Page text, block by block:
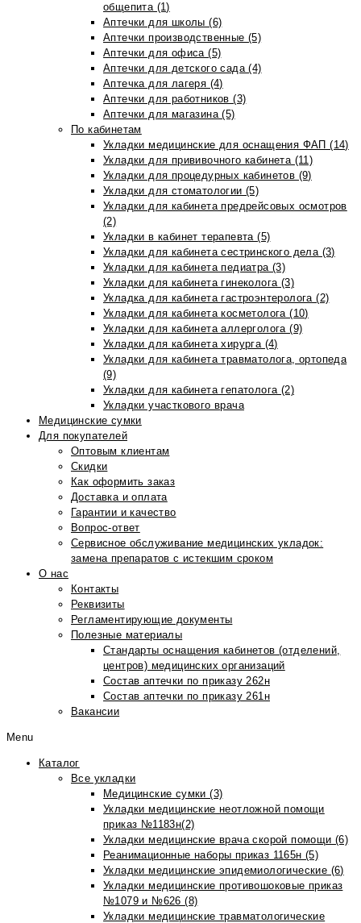
общепита (1)
Аптечки для школы (6)
Аптечки производственные (5)
Аптечки для офиса (5)
Аптечки для детского сада (4)
Аптечка для лагеря (4)
Аптечки для работников (3)
Аптечки для магазина (5)
По кабинетам
Укладки медицинские для оснащения ФАП (14)
Укладки для прививочного кабинета (11)
Укладки для процедурных кабинетов (9)
Укладки для стоматологии (5)
Укладки для кабинета предрейсовых осмотров
(2)
Укладки в кабинет терапевта (5)
Укладки для кабинета сестринского дела (3)
Укладки для кабинета педиатра (3)
Укладки для кабинета гинеколога (3)
Укладка для кабинета гастроэнтеролога (2)
Укладки для кабинета косметолога (10)
Укладки для кабинета аллерголога (9)
Укладки для кабинета хирурга (4)
Укладки для кабинета травматолога, ортопеда
(9)
Укладки для кабинета гепатолога (2)
Укладки участкового врача
Медицинские сумки
Для покупателей
Оптовым клиентам
Скидки
Как оформить заказ
Доставка и оплата
Гарантии и качество
Вопрос-ответ
Сервисное обслуживание медицинских укладок:
замена препаратов с истекшим сроком
О нас
Контакты
Реквизиты
Регламентирующие документы
Полезные материалы
Стандарты оснащения кабинетов (отделений,
центров) медицинских организаций
Состав аптечки по приказу 262н
Состав аптечки по приказу 261н
Вакансии
Menu
Каталог
Все укладки
Медицинские сумки (3)
Укладки медицинские неотложной помощи
приказ №1183н(2)
Укладки медицинские врача скорой помощи (6)
Реанимационные наборы приказ 1165н (5)
Укладки медицинские эпидемиологические (6)
Укладки медицинские противошоковые приказ
№1079 и №626 (8)
Укладки медицинские травматологические